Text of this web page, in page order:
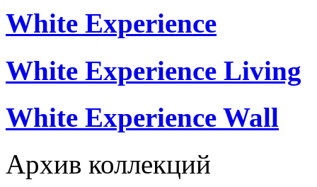
White Experience
White Experience Living
White Experience Wall
Архив коллекций